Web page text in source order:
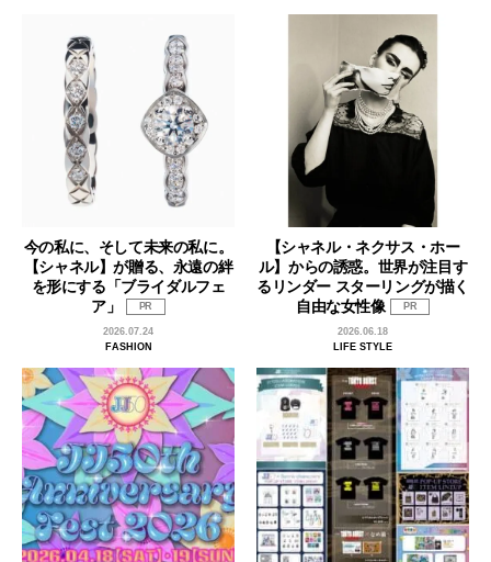
今の私に、そして未来の私に。
【シャネル】が贈る、永遠の絆
を形にする「ブライダルフェ
ア」
PR
2026.07.24
FASHION
【シャネル・ネクサス・ホー
ル】からの誘惑。世界が注目す
るリンダー スターリングが描く
自由な女性像
PR
2026.06.18
LIFE STYLE